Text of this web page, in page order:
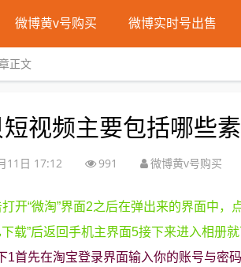
微博黄v号购买 微博实时号出售
正文
视频主要包括哪些
11日 17:12 991 微博黄v号购买
开“微淘”界面2之后在弹出来的界面中，
载”后返回手机主界面5接下来进入相册就
1首先在淘宝登录界面输入你的账号与密